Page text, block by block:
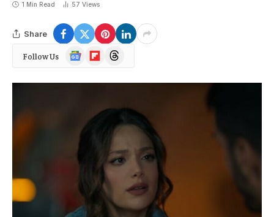
1 Min Read 57 Views
Share
Follow Us
Google
News
FlipboardThreads